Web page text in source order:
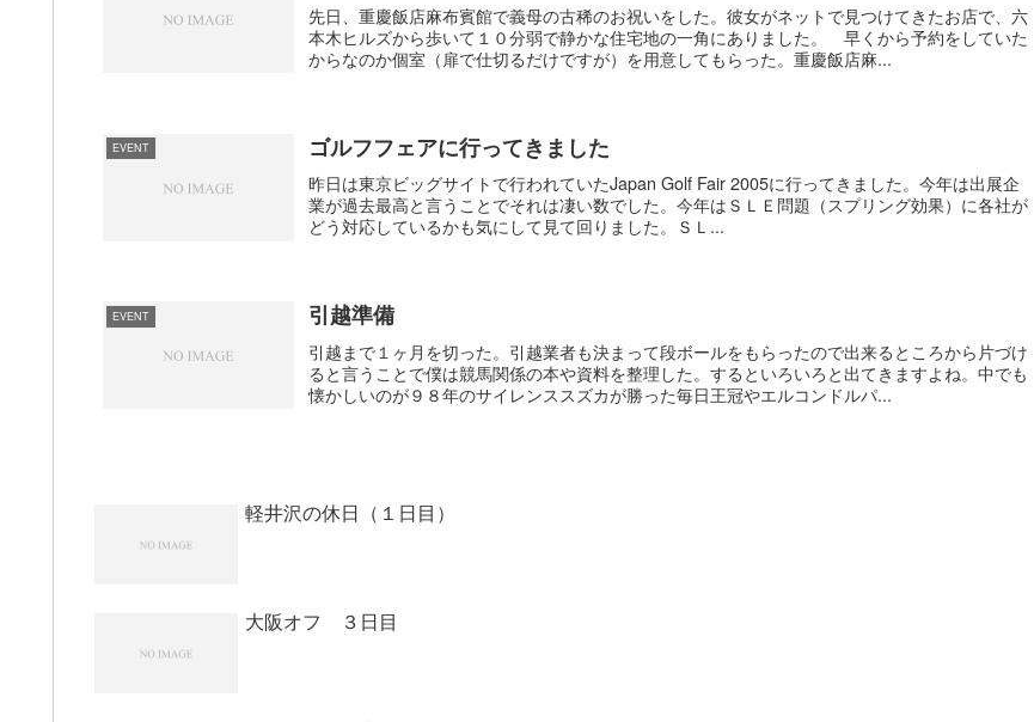
先日、重慶飯店麻布賓館で義母の古稀のお祝いをした。彼女がネットで見つけてきたお店で、六
本木ヒルズから歩いて１０分弱で静かな住宅地の一角にありました。 早くから予約をしていた
からなのか個室（扉で仕切るだけですが）を用意してもらった。重慶飯店麻...
EVENT ゴルフフェアに行ってきました
昨日は東京ビッグサイトで行われていたJapan Golf Fair 2005に行ってきました。今年は出展企
業が過去最高と言うことでそれは凄い数でした。今年はＳＬＥ問題（スプリング効果）に各社が
どう対応しているかも気にして見て回りました。ＳＬ...
EVENT 引越準備
引越まで１ヶ月を切った。引越業者も決まって段ボールをもらったので出来るところから片づけ
ると言うことで僕は競馬関係の本や資料を整理した。するといろいろと出てきますよね。中でも
懐かしいのが９８年のサイレンススズカが勝った毎日王冠やエルコンドルパ...
軽井沢の休日（１日目）
大阪オフ ３日目